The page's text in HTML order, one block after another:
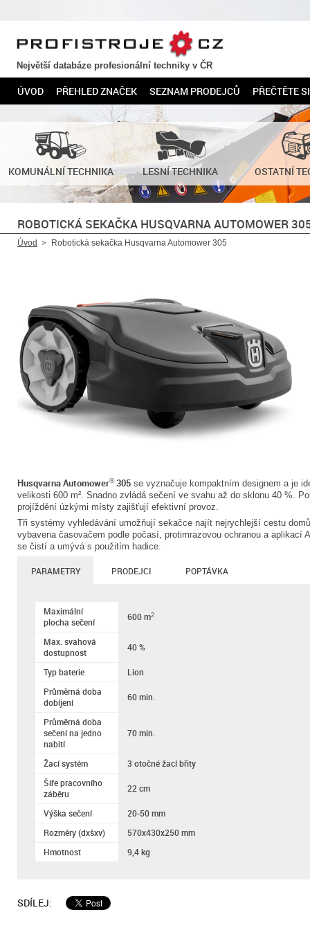
PROFISTROJE.CZ
Největší databáze profesionální techniky v ČR
ÚVOD PŘEHLED ZNAČEK SEZNAM PRODEJCŮ PŘEČTĚTE SI
KOMUNÁLNÍ TECHNIKA LESNÍ TECHNIKA OSTATNÍ
ROBOTICKÁ SEKAČKA HUSQVARNA AUTOMOWER
Úvod Robotická sekačka Husqvarna Automower 305
Husqvarna Automower®305 se vyznačuje kompaktním designem a je
velikosti 600 m². Snadno zvládá sečení ve svahu až do sklonu 40 %.
projíždění úzkými místy zajišťují efektivní provoz.
Tři systémy vyhledávání umožňují sekačce najít nejrychlejší cestu
vybavena časovačem podle počasí, protimrazovou ochranou a aplikací
se čistí a umývá s použitím hadice.
PARAMETRY PRODEJCI POPTÁVKA
Maximální
plocha sečení
600 m2
Max. svahová
dostupnost
40 %
Typ baterie
Lion
Průměrná doba
dobíjení
60 min.
Průměrná doba
sečení na jedno
nabití
70 min.
Žací systém
3 otočné žací břity
Šíře pracovního
záběru
22 cm
Výška sečení
20-50 mm
Rozměry (dxšxv)
570x430x250 mm
Hmotnost
9,4 kg
SDÍLEJ: